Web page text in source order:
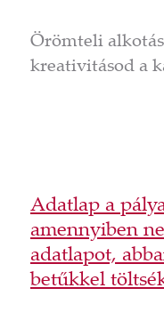
Örömteli
kreativitásod a
Adatlap a
amennyiben
adatlapot,
betűkkel